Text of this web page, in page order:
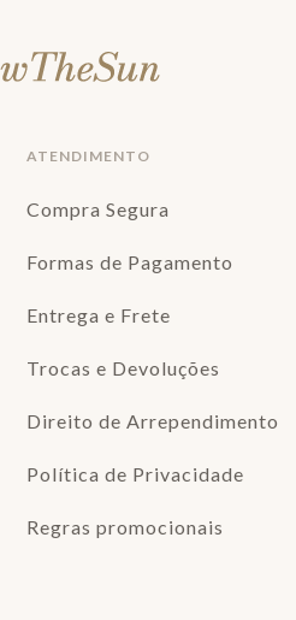
ATENDIMENTO
Compra Segura
Formas de Pagamento
Entrega e Frete
Trocas e Devoluções
Direito de Arrependimento
Política de Privacidade
Regras promocionais